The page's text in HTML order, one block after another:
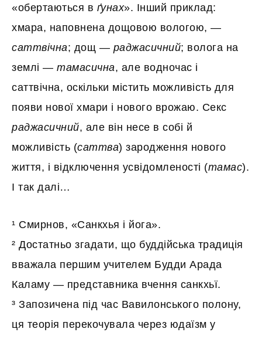
«обертаються в ґунах». Інший приклад:
хмара, наповнена дощовою вологою, —
саттвічна; дощ — раджасичний; волога на
землі — тамасична, але водночас і
саттвічна, оскільки містить можливість для
появи нової хмари і нового врожаю. Секс
раджасичний, але він несе в собі й
можливість (саттва) зародження нового
життя, і відключення усвідомленості (тамас).
І так далі…
¹ Смирнов, «Санкхья і йога».
² Достатньо згадати, що буддійська традиція
вважала першим учителем Будди Арада
Каламу — представника вчення санкхьї.
³ Запозичена під час Вавилонського полону,
ця теорія перекочувала через юдаїзм у